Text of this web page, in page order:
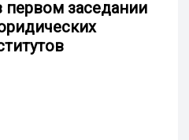
первом заседании